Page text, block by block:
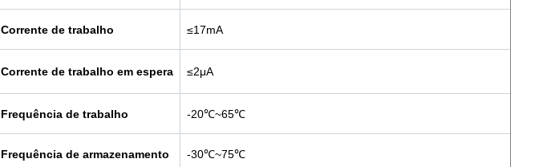
Corrente de trabalho ≤17mA
Corrente de trabalho em espera ≤2μA
Frequência de trabalho -20℃~65℃
Frequência de armazenamento -30℃~75℃